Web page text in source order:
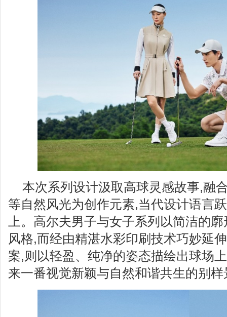
本次系列设计汲取高球灵感故事,融
等自然风光为创作元素,当代设计语言
上。高尔夫男子与女子系列以简洁的
风格,而经由精湛水彩印刷技术巧妙延
案,则以轻盈、纯净的姿态描绘出球场
来一番视觉新颖与自然和谐共生的别样